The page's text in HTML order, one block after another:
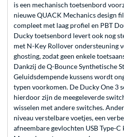
is een mechanisch toetsenbord
nieuwe QUACK Mechanics design
compleet met laag profiel en PBT
Ducky toetsenbord levert ook nog
met N-Key Rollover ondersteuning
ghosting, zodat geen enkele
Dankzij de Q-Bounce Synthetische
Geluidsdempende kussens wordt
typen voorkomen. De Ducky One 3
hierdoor zijn de meegeleverde
wisselen met andere switches.
niveau verstelbare voetjes, een
afneembare gevlochten USB Type-